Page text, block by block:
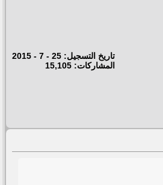
تاريخ التسجيل: 25 - 7 - 2015
المشاركات: 15,105